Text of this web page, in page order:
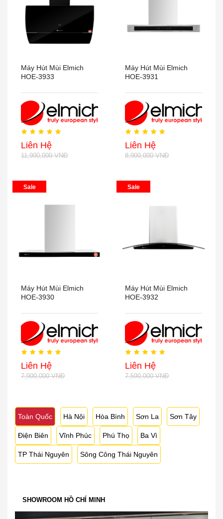
Máy Hút Mùi Elmich
HOE-3933
Liên Hệ
11,900,000 VNĐ
Máy Hút Mùi Elmich
HOE-3931
Liên Hệ
8,900,000 VNĐ
Sale
Máy Hút Mùi Elmich
HOE-3930
Liên Hệ
7,900,000 VNĐ
Sale
Máy Hút Mùi Elmich
HOE-3932
Liên Hệ
7,590,000 VNĐ
Toàn Quốc Hà Nội Hòa Bình Sơn La Sơn Tây
Điện Biên Vĩnh Phúc Phú Thọ Ba Vì
TP Thái Nguyên Sông Công Thái Nguyên
SHOWROOM HỒ CHÍ MINH